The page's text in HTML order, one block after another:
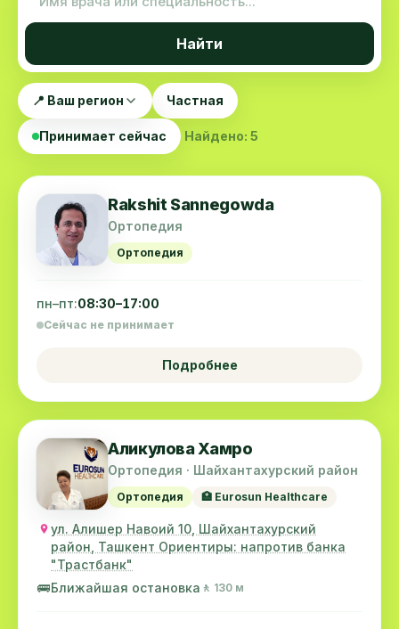
Найти
📍 Ваш регион Частная
Принимает сейчас Найдено: 5
Rakshit Sannegowda
Ортопедия
Ортопедия
пн–пт:08:30–17:00
Сейчас не принимает
Подробнее
Аликулова Хамро
Ортопедия · Шайхантахурский район
Ортопедия 🏥 Eurosun Healthcare
ул. Алишер Навоий 10, Шайхантахурский
район, Ташкент Ориентиры: напротив банка
"Трастбанк"
🚌Ближайшая остановка 🚶 130 м